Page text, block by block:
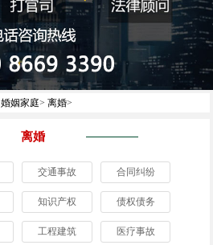
婚姻家庭> 离婚>
离婚
交通事故 合同纠纷
知识产权 债权债务
工程建筑 医疗事故